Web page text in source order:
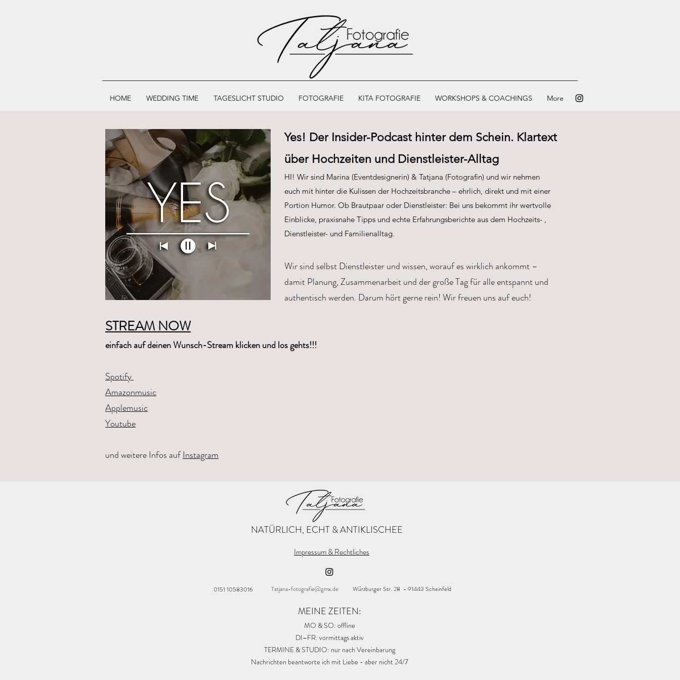
HOME WEDDING TIME TAGESLICHT STUDIO FOTOGRAFIE KITA FOTOGRAFIE WORKSHOPS & COACHINGS More
Yes! Der Insider-Podcast hinter dem Schein. Klartext
über Hochzeiten und Dienstleister-Alltag
HI! Wir sind Marina (Eventdesignerin) & Tatjana (Fotografin) und wir nehmen
euch mit hinter die Kulissen der Hochzeitsbranche – ehrlich, direkt und mit einer
Portion Humor. Ob Brautpaar oder Dienstleister: Bei uns bekommt ihr wertvolle
Einblicke, praxisnahe Tipps und echte Erfahrungsberichte aus dem Hochzeits- ,
Dienstleister- und Familienalltag.
Wir sind selbst Dienstleister und wissen, worauf es wirklich ankommt –
damit Planung, Zusammenarbeit und der große Tag für alle entspannt und
authentisch werden. Darum hört gerne rein! Wir freuen uns auf euch!
STREAM NOW
einfach auf deinen Wunsch-Stream klicken und los gehts!!!
Spotify
Amazonmusic
Applemusic
Youtube
und weitere Infos aufInstagram
NATÜRLICH, ECHT & ANTIKLISCHEE
Impressum & Rechtliches
0151 10583016 Tatjana-fotografie@gmx.de Würzburger Str. 28 - 91443 Scheinfeld
MEINE ZEITEN:
MO & SO: offline
DI–FR: vormittags aktiv
TERMINE & STUDIO: nur nach Vereinbarung
Nachrichten beantworte ich mit Liebe - aber nicht 24/7